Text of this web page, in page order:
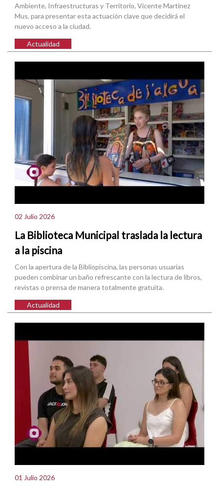
Ambiente, Infraestructuras y Territorio, Vicente Martínez
Mus, para presentar esta actuación clave que decidirá el
nuevo acceso a la ciudad.
Actualidad
02 Julio 2026
La Biblioteca Municipal traslada la lectura
a la piscina
Con la apertura de la Bibliopiscina, las personas usuarias
pueden combinar un baño refrescante con la lectura de libros,
revistas o prensa de manera totalmente gratuita.
Actualidad
01 Julio 2026